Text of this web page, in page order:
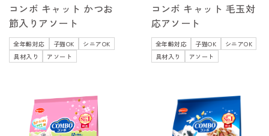
コンボ キャット かつお
節入りアソート
全年齢対応 子猫OK
シニアOK
具材入り
アソート
コンボ キャット 毛玉対
応アソート
全年齢対応 子猫OK
シニアOK
具材入り
アソート